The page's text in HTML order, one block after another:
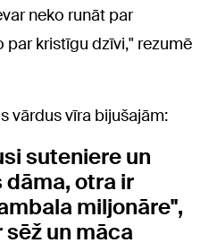
neko runāt par
kristīgu dzīvi," rezumē
vārdus vīra bijušajām:
suteniere un
otra ir
miljonāre",
un māca